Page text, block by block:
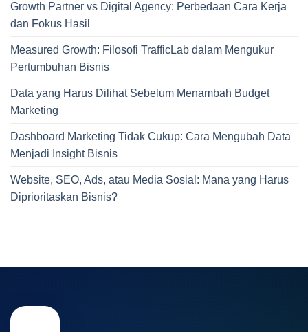
Growth Partner vs Digital Agency: Perbedaan Cara Kerja
dan Fokus Hasil
Measured Growth: Filosofi TrafficLab dalam Mengukur
Pertumbuhan Bisnis
Data yang Harus Dilihat Sebelum Menambah Budget
Marketing
Dashboard Marketing Tidak Cukup: Cara Mengubah Data
Menjadi Insight Bisnis
Website, SEO, Ads, atau Media Sosial: Mana yang Harus
Diprioritaskan Bisnis?